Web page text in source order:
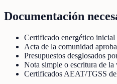
Documentación
Certificado energético
Acta de la comunidad
Presupuestos desglosados
Nota simple o escritura de la
Certificados AEAT/TGSS